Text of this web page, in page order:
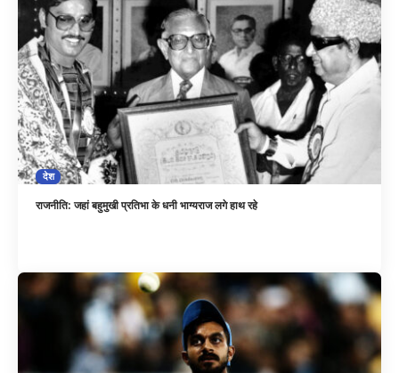
देश
राजनीति: जहां बहुमुखी प्रतिभा के धनी भाग्यराज लगे हाथ रहे